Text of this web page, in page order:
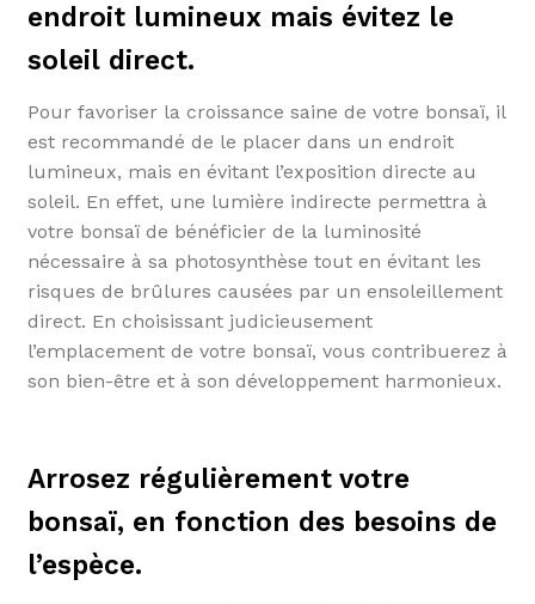
endroit lumineux mais évitez le
soleil direct.
Pour favoriser la croissance saine de votre bonsaï, il
est recommandé de le placer dans un endroit
lumineux, mais en évitant l’exposition directe au
soleil. En effet, une lumière indirecte permettra à
votre bonsaï de bénéficier de la luminosité
nécessaire à sa photosynthèse tout en évitant les
risques de brûlures causées par un ensoleillement
direct. En choisissant judicieusement
l’emplacement de votre bonsaï, vous contribuerez à
son bien-être et à son développement harmonieux.
Arrosez régulièrement votre
bonsaï, en fonction des besoins de
l’espèce.